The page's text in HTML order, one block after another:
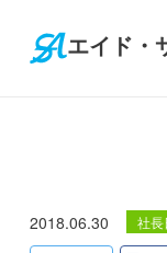
エイド・
2018.06.30
社長